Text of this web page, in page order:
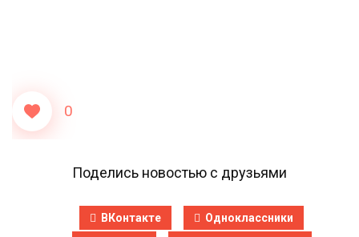
0
Поделись новостью с друзьями
ВКонтакте Одноклассники